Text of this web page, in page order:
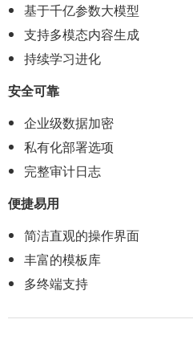
基于千亿参数大模型
支持多模态内容生成
持续学习进化
安全可靠
企业级数据加密
私有化部署选项
完整审计日志
便捷易用
简洁直观的操作界面
丰富的模板库
多终端支持